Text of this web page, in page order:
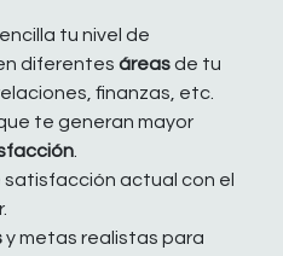
tu nivel de
diferentes áreasde tu
finanzas, etc.
te generan mayor
.
satisfacción actual con el
y metas realistas para